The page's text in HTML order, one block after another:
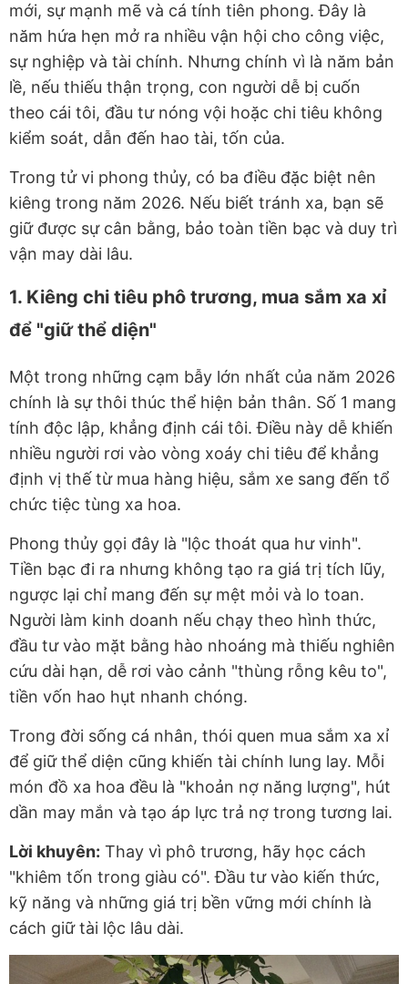
mới, sự mạnh mẽ và cá tính tiên phong. Đây là
năm hứa hẹn mở ra nhiều vận hội cho công việc,
sự nghiệp và tài chính. Nhưng chính vì là năm bản
lề, nếu thiếu thận trọng, con người dễ bị cuốn
theo cái tôi, đầu tư nóng vội hoặc chi tiêu không
kiểm soát, dẫn đến hao tài, tốn của.
Trong tử vi phong thủy, có ba điều đặc biệt nên
kiêng trong năm 2026. Nếu biết tránh xa, bạn sẽ
giữ được sự cân bằng, bảo toàn tiền bạc và duy trì
vận may dài lâu.
1. Kiêng chi tiêu phô trương, mua sắm xa xỉ
để "giữ thể diện"
Một trong những cạm bẫy lớn nhất của năm 2026
chính là sự thôi thúc thể hiện bản thân. Số 1 mang
tính độc lập, khẳng định cái tôi. Điều này dễ khiến
nhiều người rơi vào vòng xoáy chi tiêu để khẳng
định vị thế từ mua hàng hiệu, sắm xe sang đến tổ
chức tiệc tùng xa hoa.
Phong thủy gọi đây là "lộc thoát qua hư vinh".
Tiền bạc đi ra nhưng không tạo ra giá trị tích lũy,
ngược lại chỉ mang đến sự mệt mỏi và lo toan.
Người làm kinh doanh nếu chạy theo hình thức,
đầu tư vào mặt bằng hào nhoáng mà thiếu nghiên
cứu dài hạn, dễ rơi vào cảnh "thùng rỗng kêu to",
tiền vốn hao hụt nhanh chóng.
Trong đời sống cá nhân, thói quen mua sắm xa xỉ
để giữ thể diện cũng khiến tài chính lung lay. Mỗi
món đồ xa hoa đều là "khoản nợ năng lượng", hút
dần may mắn và tạo áp lực trả nợ trong tương lai.
Lời khuyên: Thay vì phô trương, hãy học cách
"khiêm tốn trong giàu có". Đầu tư vào kiến thức,
kỹ năng và những giá trị bền vững mới chính là
cách giữ tài lộc lâu dài.